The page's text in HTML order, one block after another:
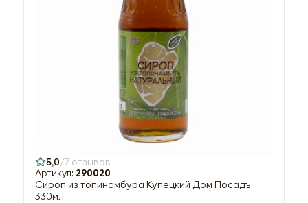
5,0 7 отзывов
Артикул: 290020
Сироп из топинамбура Купецкий Дом Посадъ
330мл